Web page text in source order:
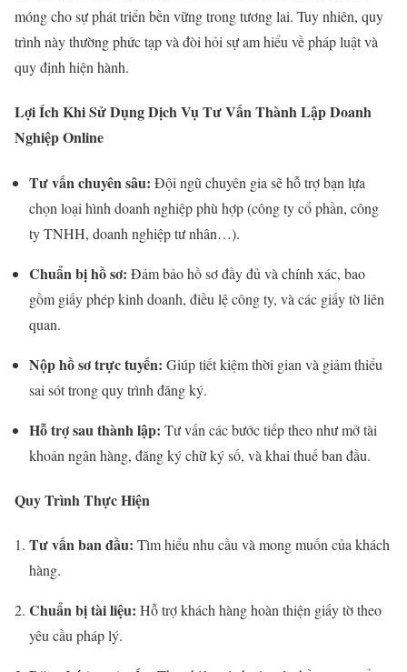
móng cho sự phát triển bền vững trong tương lai. Tuy nhiên, quy
trình này thường phức tạp và đòi hỏi sự am hiểu về pháp luật và
quy định hiện hành.
Lợi Ích Khi Sử Dụng Dịch Vụ Tư Vấn Thành Lập Doanh
Nghiệp Online
Tư vấn chuyên sâu: Đội ngũ chuyên gia sẽ hỗ trợ bạn lựa
chọn loại hình doanh nghiệp phù hợp (công ty cổ phần, công
ty TNHH, doanh nghiệp tư nhân…).
Chuẩn bị hồ sơ: Đảm bảo hồ sơ đầy đủ và chính xác, bao
gồm giấy phép kinh doanh, điều lệ công ty, và các giấy tờ liên
quan.
Nộp hồ sơ trực tuyến: Giúp tiết kiệm thời gian và giảm thiểu
sai sót trong quy trình đăng ký.
Hỗ trợ sau thành lập: Tư vấn các bước tiếp theo như mở tài
khoản ngân hàng, đăng ký chữ ký số, và khai thuế ban đầu.
Quy Trình Thực Hiện
Tư vấn ban đầu: Tìm hiểu nhu cầu và mong muốn của khách
hàng.
Chuẩn bị tài liệu: Hỗ trợ khách hàng hoàn thiện giấy tờ theo
yêu cầu pháp lý.